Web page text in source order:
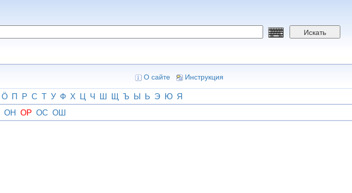
Искать
О сайте Инструкция
Ӧ П Р С Т У Ф Х Ц Ч Ш Щ Ъ Ы Ь Э Ю Я
ОН ОР ОС ОШ